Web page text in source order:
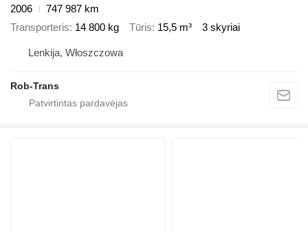
2006
747 987 km
Transporteris 14 800 kg Tūris 15,5 m³ 3 skyriai
Lenkija, Włoszczowa
Rob-Trans